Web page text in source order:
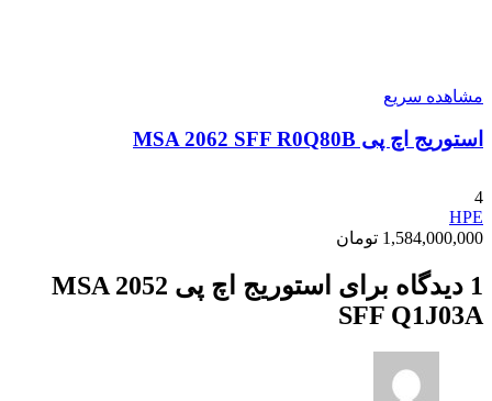
مشاهده سریع
استوریج اچ پی MSA 2062 SFF R0Q80B
4
HPE
1,584,000,000 تومان
1 دیدگاه برای
استوریج اچ پی MSA 2052
SFF Q1J03A